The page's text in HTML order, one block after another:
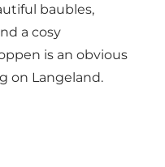
baubles,
a cosy
is an obvious
on Langeland.